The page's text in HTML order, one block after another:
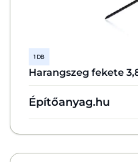
1 DB
Harangszeg fekete
Építőanyag.hu